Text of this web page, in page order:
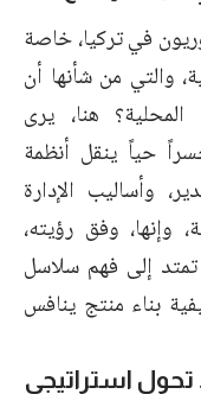
في تركيا، خاصة
والتي من شأنها أن
هنا، يرى
حياً ينقل أنظمة
وأساليب الإدارة
وإنها، وفق رؤيته،
إلى فهم سلاسل
بناء منتج ينافس
استراتيجي